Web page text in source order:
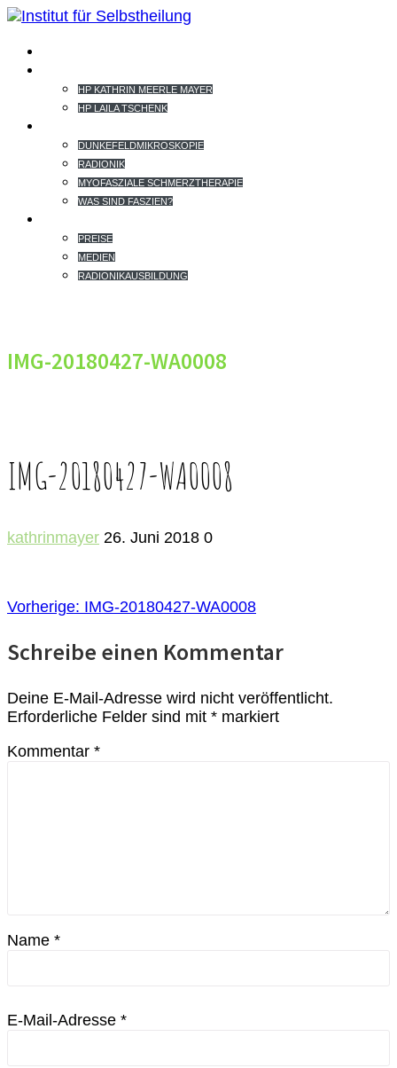
HP KATHRIN MEERLE MAYER
HP LAILA TSCHENK
DUNKEFELDMIKROSKOPIE
RADIONIK
MYOFASZIALE SCHMERZTHERAPIE
WAS SIND FASZIEN?
PREISE
MEDIEN
RADIONIKAUSBILDUNG
IMG-20180427-WA0008
IMG-20180427-WA0008
kathrinmayer 26. Juni 2018 0
BEITRAGSNAVIGATION
Vorherige: Vorheriger
IMG-20180427-WA0008
Schreibe einen Kommentar
Deine E-Mail-Adresse wird nicht veröffentlicht.
Erforderliche Felder sind mit * markiert
Kommentar *
Name *
E-Mail-Adresse *